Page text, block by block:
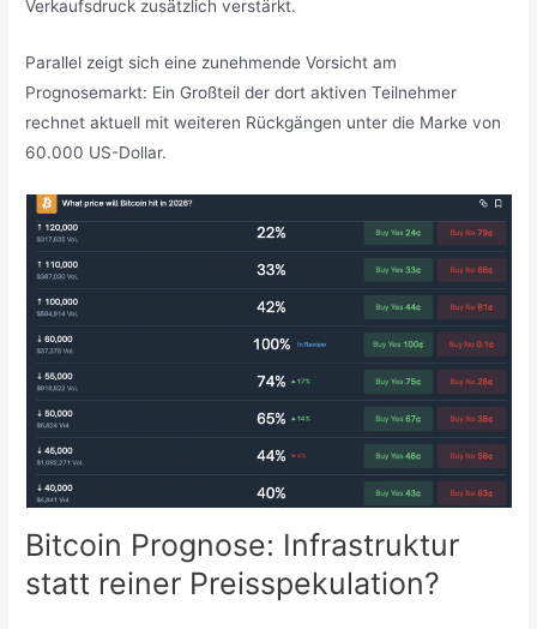
Verkaufsdruck zusätzlich verstärkt.
Parallel zeigt sich eine zunehmende Vorsicht am
Prognosemarkt: Ein Großteil der dort aktiven Teilnehmer
rechnet aktuell mit weiteren Rückgängen unter die Marke von
60.000 US-Dollar.
Bitcoin Prognose: Infrastruktur
statt reiner Preisspekulation?